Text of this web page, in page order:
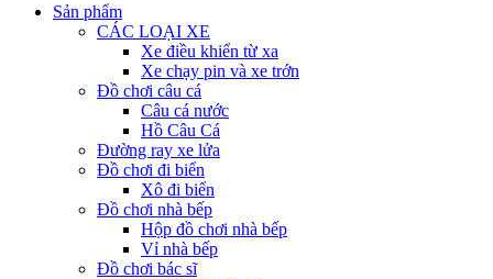
Sản phẩm
CÁC LOẠI XE
Xe điều khiển từ xa
Xe chạy pin và xe trớn
Đồ chơi câu cá
Câu cá nước
Hồ Câu Cá
Đường ray xe lửa
Đồ chơi đi biển
Xô đi biển
Đồ chơi nhà bếp
Hộp đồ chơi nhà bếp
Vỉ nhà bếp
Đồ chơi bác sĩ